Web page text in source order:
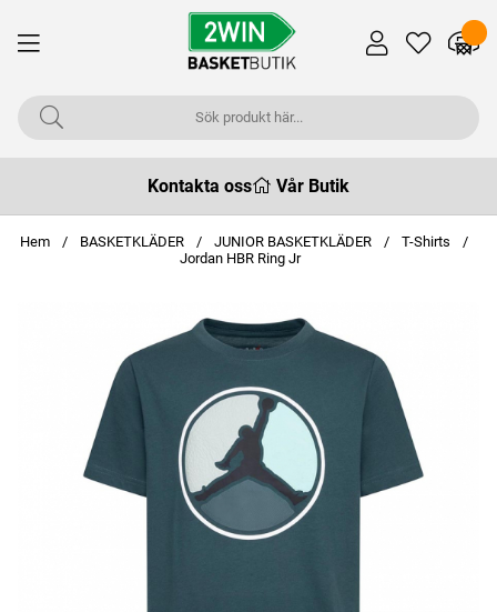
Kontakta oss Vår Butik
Hem BASKETKLÄDER JUNIOR BASKETKLÄDER
T-Shirts
Jordan HBR Ring Jr